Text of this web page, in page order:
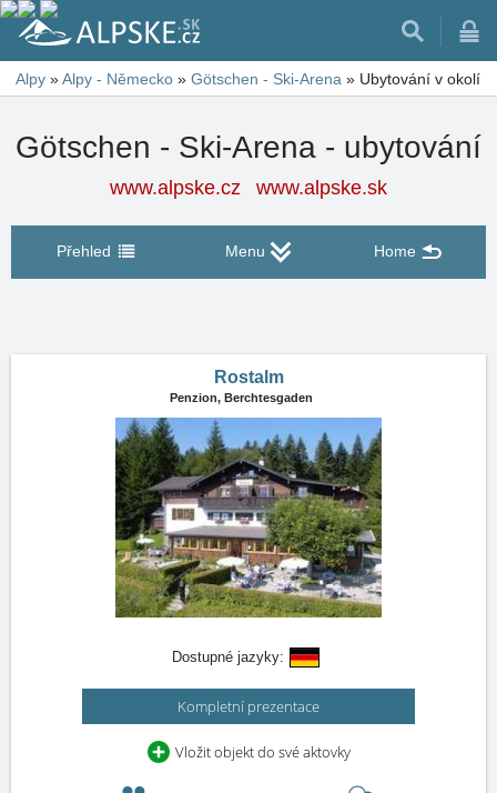
Alpy »Alpy - Německo » Götschen - Ski-Arena » Ubytování v okolí
Götschen - Ski-Arena - ubytování
www.alpske.cz www.alpske.sk
Přehled Menu Home
Rostalm
Penzion, Berchtesgaden
Dostupné jazyky:
Kompletní prezentace
Vložit objekt do své aktovky